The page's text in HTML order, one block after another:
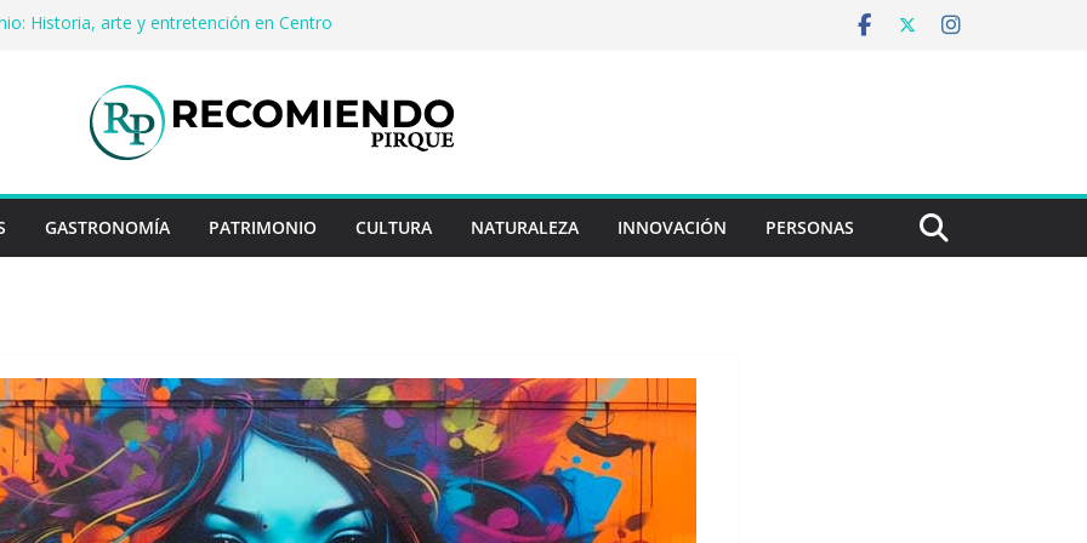
Historia, arte y entretención en Centro
Rayo Credit y diferencias frente a
historias: ingredientes que dieron
enterosGASTRONOMÍA PATRIMONIO CULTURA NATURALEZA INNOVACIÓN PERSONAS